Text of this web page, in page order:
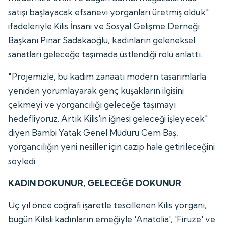
satışı başlayacak efsanevi yorganları üretmiş olduk"
ifadeleriyle Kilis İnsani ve Sosyal Gelişme Derneği
Başkanı Pınar Sadakaoğlu, kadınların geleneksel
sanatları geleceğe taşımada üstlendiği rolü anlattı.
"Projemizle, bu kadim zanaatı modern tasarımlarla
yeniden yorumlayarak genç kuşakların ilgisini
çekmeyi ve yorgancılığı geleceğe taşımayı
hedefliyoruz. Artık Kilis'in iğnesi geleceği işleyecek"
diyen Bambi Yatak Genel Müdürü Cem Baş,
yorgancılığın yeni nesiller için cazip hale getirileceğini
söyledi.
KADIN DOKUNUR, GELECEĞE DOKUNUR
Üç yıl önce coğrafi işaretle tescillenen Kilis yorganı,
bugün Kilisli kadınların emeğiyle 'Anatolia', 'Firuze' ve